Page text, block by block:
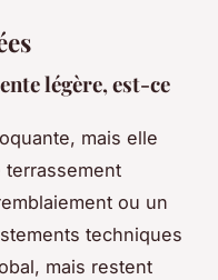
légère, est-ce
mais elle
terrassement
ou un
techniques
mais restent